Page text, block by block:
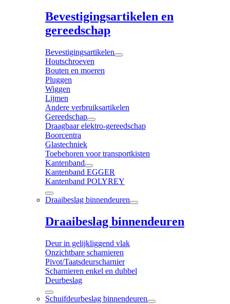
Bevestigingsartikelen en
gereedschap
Bevestigingsartikelen
Houtschroeven
Bouten en moeren
Pluggen
Wiggen
Lijmen
Andere verbruiksartikelen
Gereedschap
Draagbaar elektro-gereedschap
Boorcentra
Glastechniek
Toebehoren voor transportkisten
Kantenband
Kantenband EGGER
Kantenband POLYREY
Draaibeslag binnendeuren
Draaibeslag binnendeuren
Deur in gelijkliggend vlak
Onzichtbare scharnieren
Pivot/Taatsdeurscharnier
Scharnieren enkel en dubbel
Deurbeslag
Schuifdeurbeslag binnendeuren